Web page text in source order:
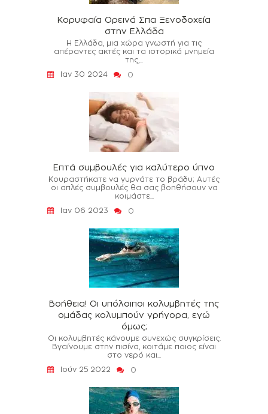
Κορυφαία Ορεινά Σπα Ξενοδοχεία
στην Ελλάδα
Η Ελλάδα, μια χώρα γνωστή για τις
απέραντες ακτές και τα ιστορικά μνημεία
της,...
Ιαν 30 2024
0
Επτά συμβουλές για καλύτερο ύπνο
Κουραστήκατε να γυρνάτε το βράδυ; Αυτές
οι απλές συμβουλές θα σας βοηθήσουν να
κοιμάστε...
Ιαν 06 2023
0
Βοήθεια! Οι υπόλοιποι κολυμβητές της
ομάδας κολυμπούν γρήγορα, εγώ
όμως;
Οι κολυμβητές κάνουμε συνεχώς συγκρίσεις.
Βγαίνουμε στην πισίνα, κοιτάμε ποιος είναι
στο νερό και...
Ιούν 25 2022
0